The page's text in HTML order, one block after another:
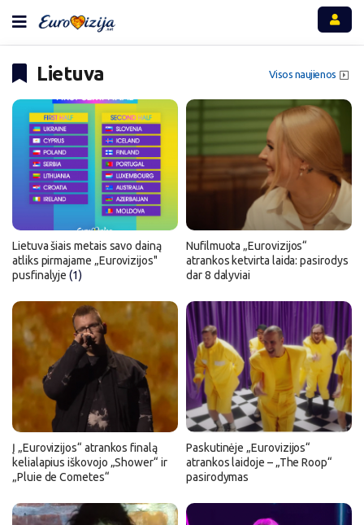
Lietuva Visos naujienos
Lietuva šiais metais savo dainą
atliks pirmajame „Eurovizijos"
pusfinalyje(1)
Nufilmuota „Eurovizijos“
atrankos ketvirta laida: pasirodys
dar 8 dalyviai
Į „Eurovizijos“ atrankos finalą
kelialapius iškovojo „Shower“ ir
„Pluie de Cometes“
Paskutinėje „Eurovizijos“
atrankos laidoje – „The Roop“
pasirodymas